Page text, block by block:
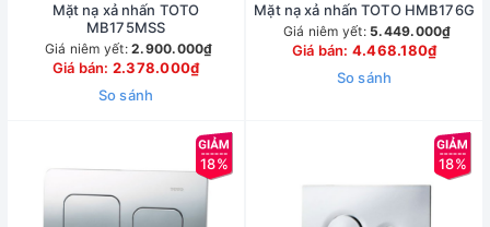
Mặt nạ xả nhấn TOTO
MB175MSS
Giá niêm yết: 2.900.000₫
Giá bán: 2.378.000₫
So sánh
Mặt nạ xả nhấn TOTO HMB176G
Giá niêm yết: 5.449.000₫
Giá bán: 4.468.180₫
So sánh
18% 18%